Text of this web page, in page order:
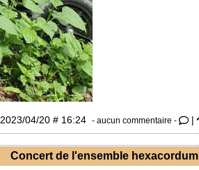
2023/04/20 # 16:24 - aucun commentaire - |
Concert de l'ensemble hexacordum